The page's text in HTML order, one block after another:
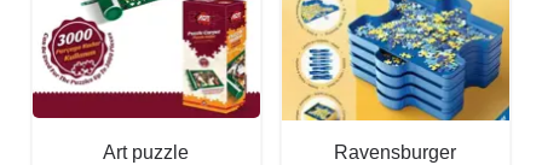
Art puzzle
Ravensburger